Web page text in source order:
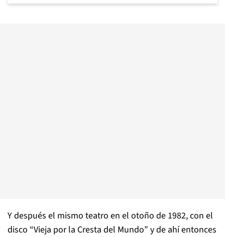
Y después el mismo teatro en el otoño de 1982, con el
disco “Vieja por la Cresta del Mundo” y de ahí entonces